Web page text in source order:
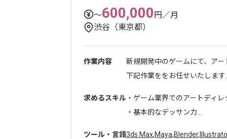
〜600,000円／月
渋谷（東京都）
作業内容
新規開発中のゲームにて、ア
下記作業ををお任せいたします
求めるスキル ・ゲーム業界でのアートディ
・基本的なデッサン力...
ツール・言語3ds Max,Maya,Blender,